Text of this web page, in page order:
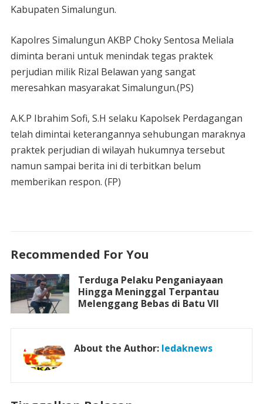
Kabupaten Simalungun.
Kapolres Simalungun AKBP Choky Sentosa Meliala
diminta berani untuk menindak tegas praktek
perjudian milik Rizal Belawan yang sangat
meresahkan masyarakat Simalungun.(PS)
A.K.P Ibrahim Sofi, S.H selaku Kapolsek Perdagangan
telah dimintai keterangannya sehubungan maraknya
praktek perjudian di wilayah hukumnya tersebut
namun sampai berita ini di terbitkan belum
memberikan respon. (FP)
Recommended For You
Terduga Pelaku Penganiayaan
Hingga Meninggal Terpantau
Melenggang Bebas di Batu VII
About the Author: ledaknews